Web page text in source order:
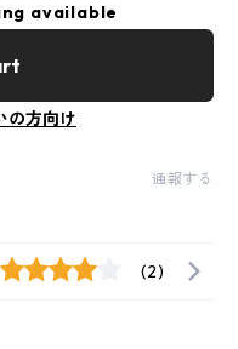
available
の方向け
通報する
(2)